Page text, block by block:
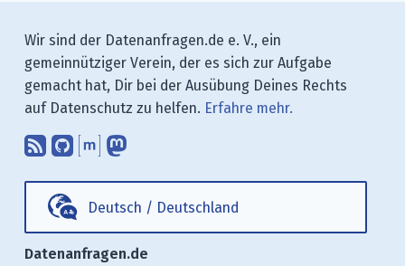
Wir sind der Datenanfragen.de e. V., ein
gemeinnütziger Verein, der es sich zur Aufgabe
gemacht hat, Dir bei der Ausübung Deines Rechts
auf Datenschutz zu helfen. Erfahre mehr.
Abonniere unsere Blogbeiträge mit
Finde uns bei GitHub.
Unterhalte Dich mit uns über
Deutsch / Deutschland
Datenanfragen.de